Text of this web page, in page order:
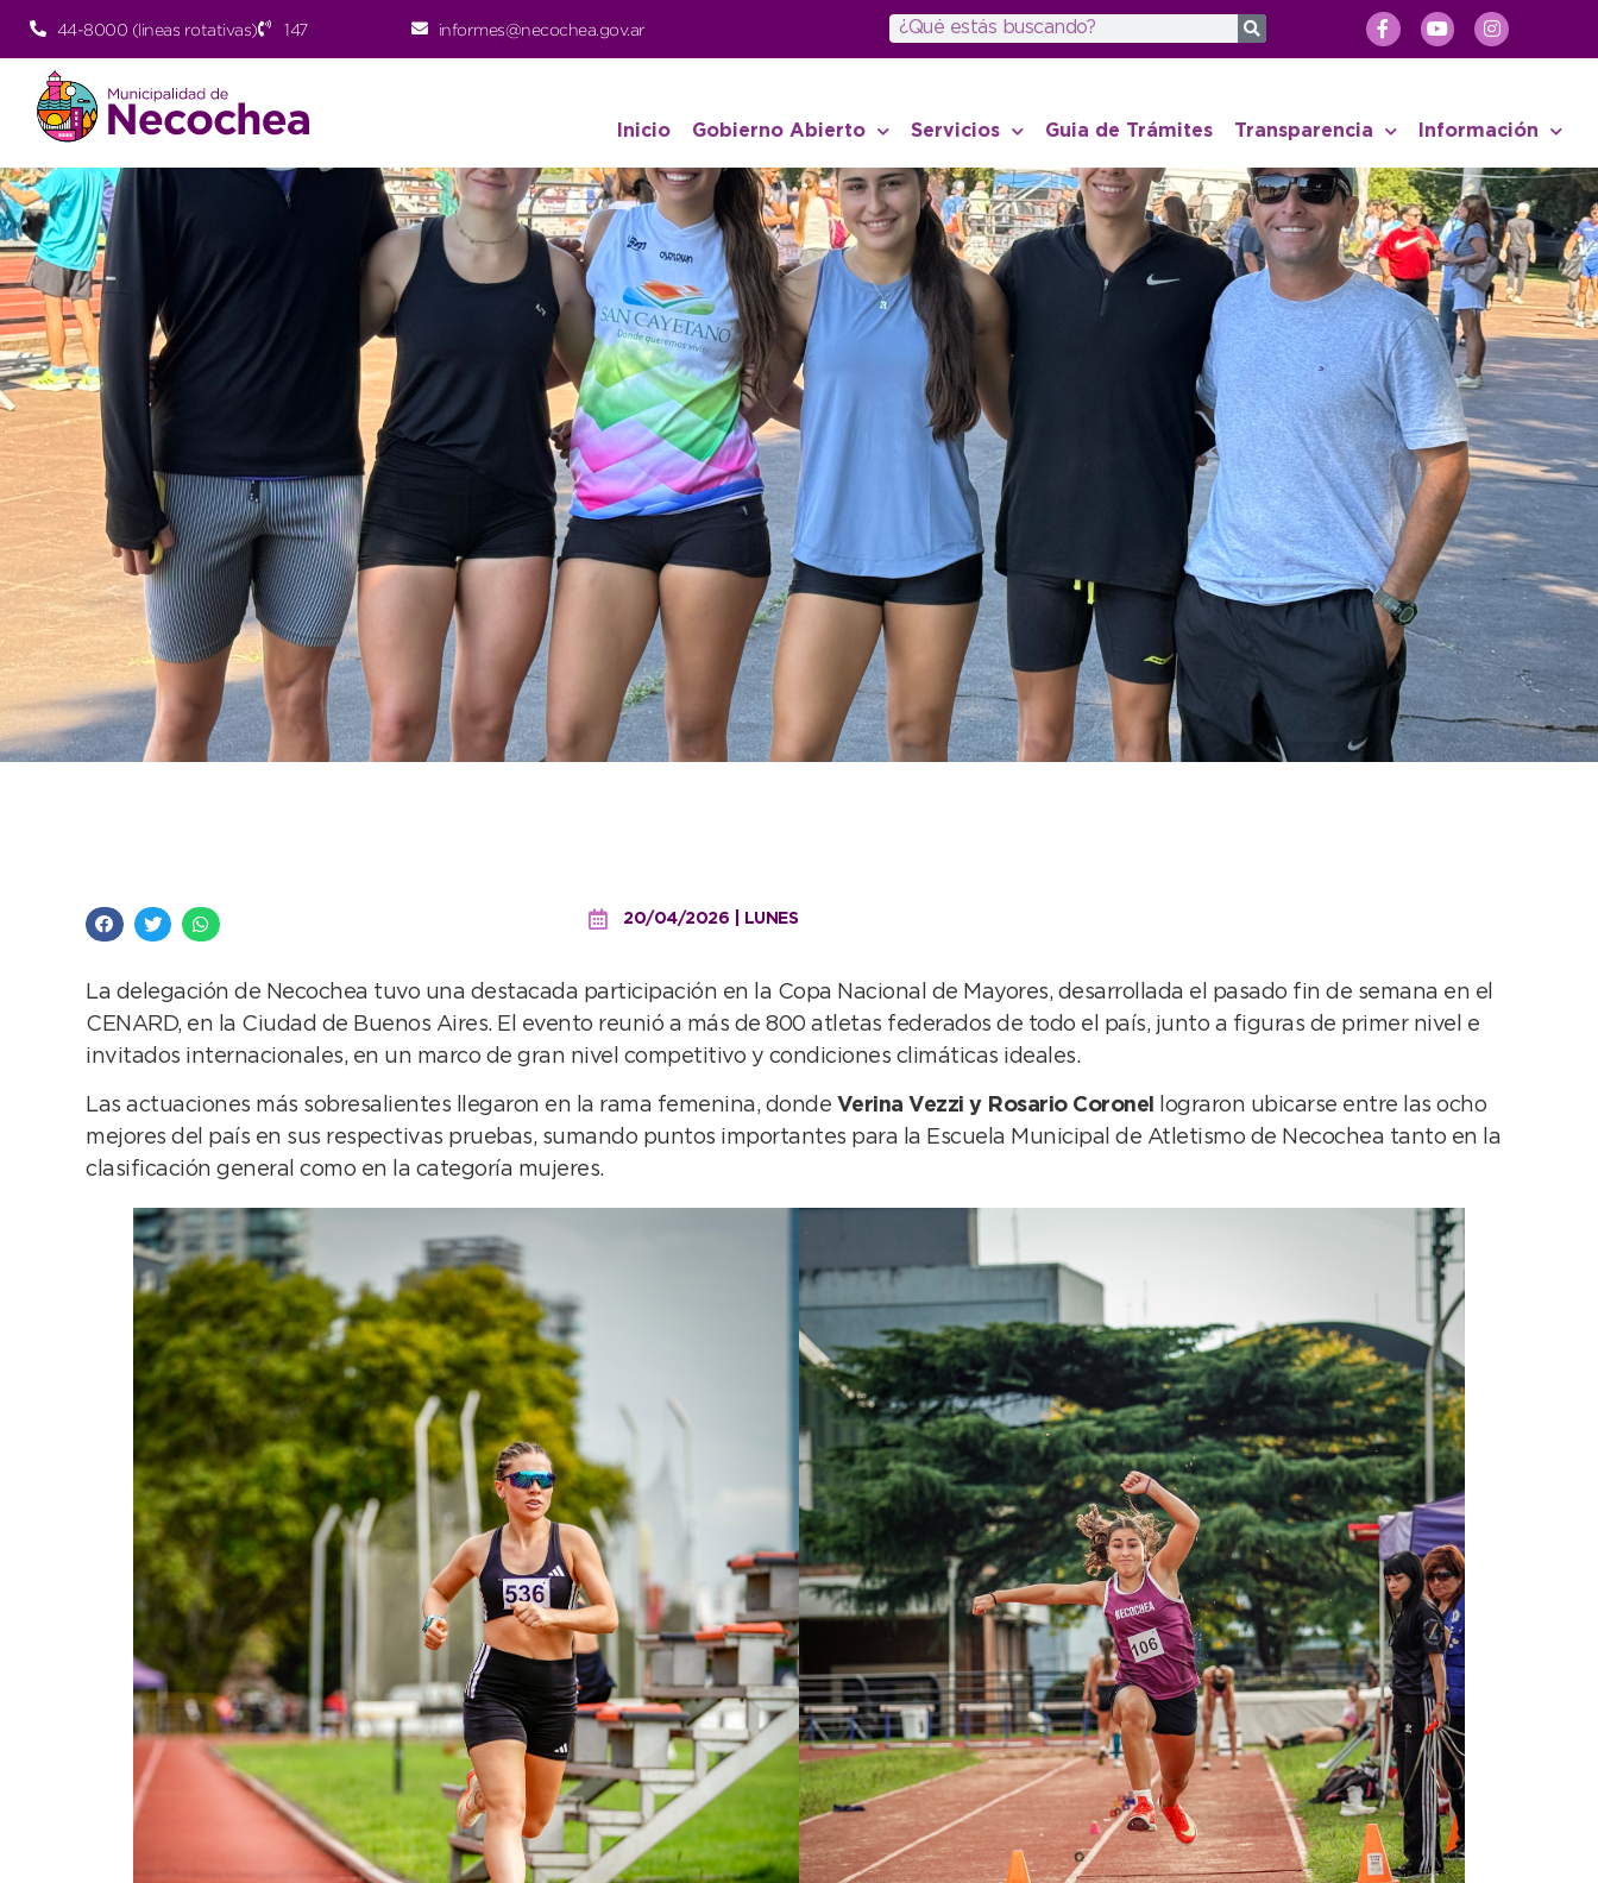
44-8000 (lineas rotativas) 147 informes@necochea.gov.ar
Inicio Gobierno Abierto Servicios Guia de Trámites Transparencia Información
20/04/2026 | LUNES
La delegación de Necochea tuvo una destacada participación en la Copa Nacional de Mayores, desarrollada el pasado fin de semana en el
CENARD, en la Ciudad de Buenos Aires. El evento reunió a más de 800 atletas federados de todo el país, junto a figuras de primer nivel e
invitados internacionales, en un marco de gran nivel competitivo y condiciones climáticas ideales.
Las actuaciones más sobresalientes llegaron en la rama femenina, donde Verina Vezzi y Rosario Coronel
lograron ubicarse entre las ocho
mejores del país en sus respectivas pruebas, sumando puntos importantes para la Escuela Municipal de Atletismo de Necochea tanto en la
clasificación general como en la categoría mujeres.